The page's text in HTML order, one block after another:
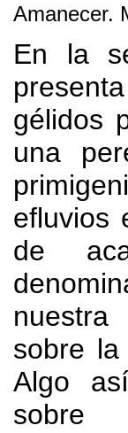
Amanecer.
En la
gélidos
una
efluvios
de
nuestra
sobre
Algo